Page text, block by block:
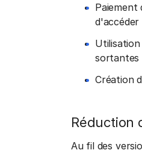
Paiement
sortantes
Création
Réduction
Au fil des